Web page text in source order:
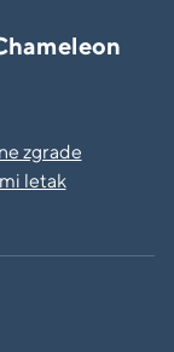
zgrade
letak